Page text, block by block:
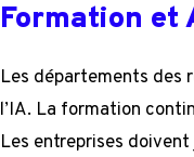
Formation et
Les départements des
l’IA. La formation
Les entreprises